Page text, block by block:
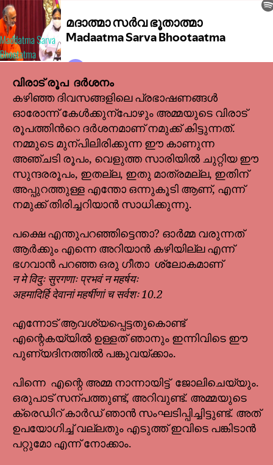
വിരാട് രൂപ ദർശനം
കഴിഞ്ഞ ദിവസങ്ങളിലെ പ്രഭാഷണങ്ങൾ
ഓരോന്ന് കേൾക്കുന്പോഴും അമ്മയുടെ വിരാട്
രൂപത്തിൻറെ ദർശനമാണ് നമുക്ക് കിട്ടുന്നത്.
നമ്മുടെ മുന്പിലിരിക്കുന്ന ഈ കാണുന്ന
അഞ്ചടി രൂപം, വെളുത്ത സാരിയിൽ ചുറ്റിയ ഈ
സുന്ദരരൂപം, ഇതല്ല, ഇതു മാത്രമല്ല, ഇതിന്
അപ്പുറത്തുള്ള എന്തോ ഒന്നുകൂടി ആണ്, എന്ന്
നമുക്ക് തിരിച്ചറിയാൻ സാധിക്കുന്നു.
പക്ഷെ എന്തുപറഞ്ഞിട്ടെന്താ? ഓർമ്മ വരുന്നത്
ആർക്കും എന്നെ അറിയാൻ കഴിയില്ല എന്ന്
ഭഗവാൻ പറഞ്ഞ ഒരു ഗീതാ ശ്ലോകമാണ്
न मे विदुः सुरगणाः प्रभवं न महर्षयः
अहमादिर्हि देवानां महर्षीणां च सर्वशः 10.2
എന്നോട് ആവശ്യപ്പെട്ടതുകൊണ്ട്
എന്റെകയ്യിൽ ഉള്ളത് ഞാനും ഇന്നിവിടെ ഈ
പുണ്യദിനത്തിൽ പങ്കുവയ്ക്കാം.
പിന്നെ എന്റെ അമ്മ നാന്നായിട്ട് ജോലിചെയ്യും.
ഒരുപാട് സന്പത്തുണ്ട്, അറിവുണ്ട്. അമ്മയുടെ
ക്രെഡിറ് കാർഡ് ഞാൻ സംഘടിപ്പിച്ചിട്ടുണ്ട്. അത്
ഉപയോഗിച്ച് വല്ലതും എടുത്ത് ഇവിടെ പങ്കിടാൻ
പറ്റുമോ എന്ന് നോക്കാം.